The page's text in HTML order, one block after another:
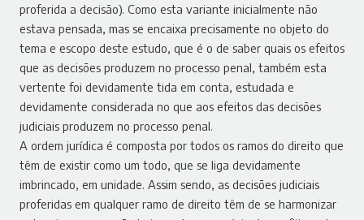
proferida a decisão). Como esta variante inicialmente não
estava pensada, mas se encaixa precisamente no objeto do
tema e escopo deste estudo, que é o de saber quais os efeitos
que as decisões produzem no processo penal, também esta
vertente foi devidamente tida em conta, estudada e
devidamente considerada no que aos efeitos das decisões
judiciais produzem no processo penal.
A ordem jurídica é composta por todos os ramos do direito que
têm de existir como um todo, que se liga devidamente
imbrincado, em unidade. Assim sendo, as decisões judiciais
proferidas em qualquer ramo de direito têm de se harmonizar